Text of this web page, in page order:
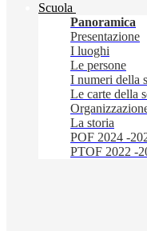
Scuola
Panoramica
Presentazione
I luoghi
Le persone
I numeri della
Le carte della
La storia
POF 2024 -
PTOF 2022 -